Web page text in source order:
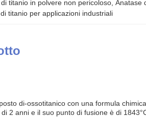
titanio in polvere non pericoloso , Anatase
titanio per applicazioni industriali
di-ossotitanico con una formula
2 anni e il suo punto di fusione è di